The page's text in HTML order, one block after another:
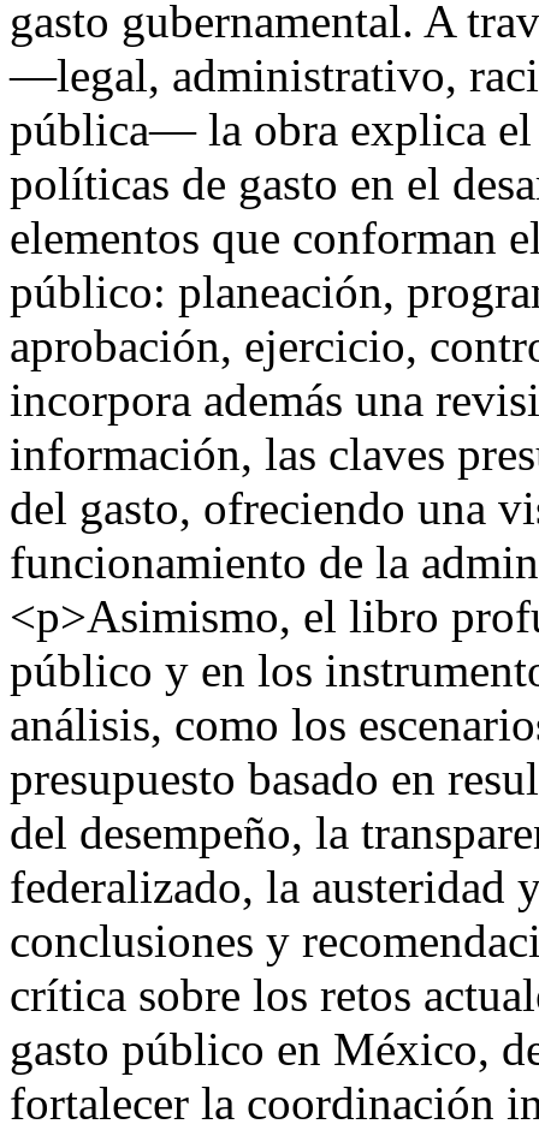
gasto gubernamental. A
—legal, administrativo,
pública— la obra explica el
políticas de gasto en el
elementos que conforman
público: planeación,
aprobación, ejercicio,
incorpora además una
información, las claves
del gasto, ofreciendo una
funcionamiento de la
<p>Asimismo, el libro
público y en los
análisis, como los
presupuesto basado en
del desempeño, la
federalizado, la austeridad
conclusiones y
crítica sobre los retos
gasto público en México,
fortalecer la coordinación